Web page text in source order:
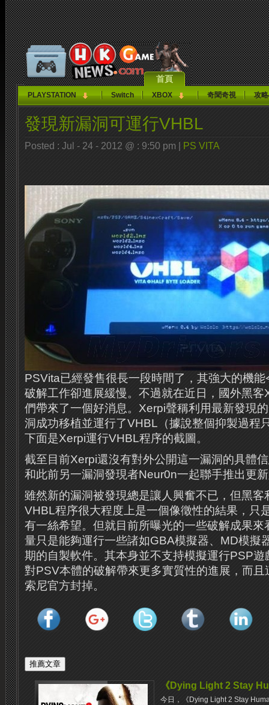
首頁
PLAYSTATION Switch XBOX 奇聞奇視 攻
發現新漏洞可運行VHBL
Posted : Jul - 24 - 2012 @ : 9:50 pm | PS VITA
PSVita已經發售很長一段時間了，其強大的機
破解工作卻進展緩慢。不過就在近日，國外黑客
們帶來了一個好消息。Xerpi聲稱利用最新發現
洞成功移植並運行了VHBL（據說整個抑製過程
下面是Xerpi運行VHBL程序的截圖。
截至目前Xerpi還沒有對外公開這一漏洞的具體
和此前另一漏洞發現者Neur0n一起聯手推出更
雖然新的漏洞被發現總是讓人興奮不已，但黑客
VHBL程序很大程度上是一個像徵性的結果，只
有一絲希望。但就目前所曝光的一些破解成果
量只是能夠運行一些諸如GBA模擬器、MD模擬
期的自製軟件。其本身並不支持模擬運行PSP
對PSV本體的破解帶來更多實質性的進展，而
索尼官方封掉。
《Dying Light 2 Stay
今日，《Dying Light 2 Stay